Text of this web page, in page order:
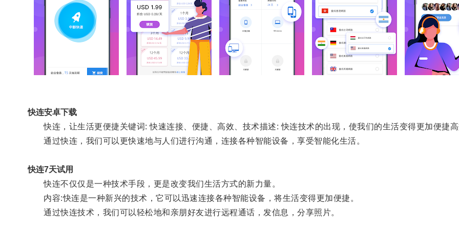
快连安卓下载
快连，让生活更便捷关键词: 快速连接、便捷、高效、技术描述: 快连技术的出现，使我们的生活变得更加便捷
通过快连，我们可以更快速地与人们进行沟通，连接各种智能设备，享受智能化生活。
快连7天试用
快连不仅仅是一种技术手段，更是改变我们生活方式的新力量。
内容:快连是一种新兴的技术，它可以迅速连接各种智能设备，将生活变得更加便捷。
通过快连技术，我们可以轻松地和亲朋好友进行远程通话，发信息，分享照片。